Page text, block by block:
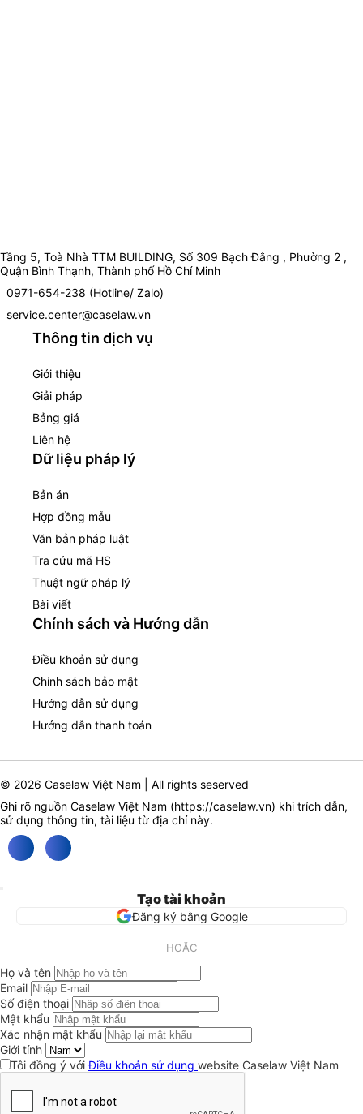
Tầng 5, Toà Nhà TTM BUILDING, Số 309 Bạch Đằng , Phường 2 ,
Quận Bình Thạnh, Thành phố Hồ Chí Minh
0971-654-238 (Hotline/ Zalo)
service.center@caselaw.vn
Thông tin dịch vụ
Giới thiệu
Giải pháp
Bảng giá
Liên hệ
Dữ liệu pháp lý
Bản án
Hợp đồng mẫu
Văn bản pháp luật
Tra cứu mã HS
Thuật ngữ pháp lý
Bài viết
Chính sách và Hướng dẫn
Điều khoản sử dụng
Chính sách bảo mật
Hướng dẫn sử dụng
Hướng dẫn thanh toán
© 2026 Caselaw Việt Nam | All rights seserved
Ghi rõ nguồn Caselaw Việt Nam (https://caselaw.vn) khi trích dẫn,
sử dụng thông tin, tài liệu từ địa chỉ này.
Tạo tài khoản
Đăng ký bằng Google
HOẶC
Họ và tên
Email
Số điện thoại
Mật khẩu
Xác nhận mật khẩu
Giới tính
Tôi đồng ý vớiĐiều khoản sử dụng website Caselaw Việt Nam